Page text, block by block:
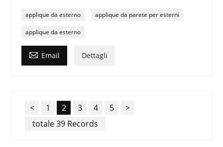
applique da esterno applique da parete per esterni
applique da esterno
 Email Dettagli
< 1 2 3 4 5
>
totale 39 Records